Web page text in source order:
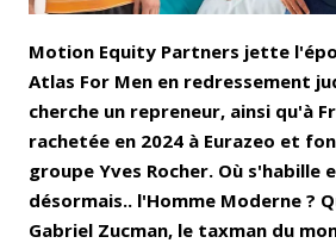
Motion Equity Partners jette
Atlas For Men en redressement
cherche un repreneur, ainsi qu'à
rachetée en 2024 à Eurazeo et
groupe Yves Rocher. Où s'habille
désormais.. l'Homme Moderne ?
Gabriel Zucman, le taxman du